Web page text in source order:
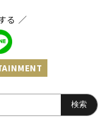
る ／